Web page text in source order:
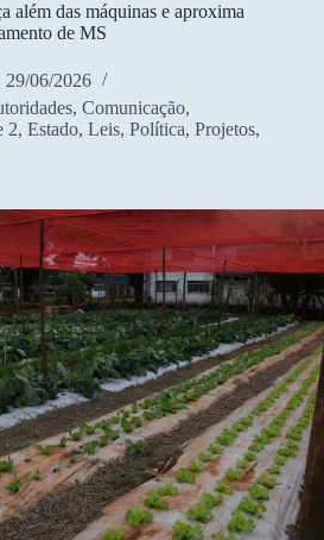
além das máquinas e aproxima
de MS
29/06/2026
, Comunicação,
2, Estado, Leis, Política, Projetos,